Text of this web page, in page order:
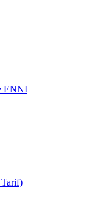
ENNI
Tarif)